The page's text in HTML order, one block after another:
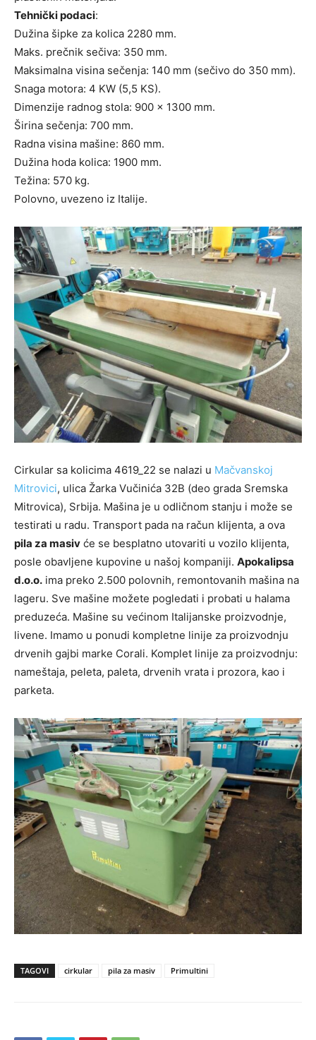
Tehnički podaci:
Dužina šipke za kolica 2280 mm.
Maks. prečnik sečiva: 350 mm.
Maksimalna visina sečenja: 140 mm (sečivo do 350 mm).
Snaga motora: 4 KW (5,5 KS).
Dimenzije radnog stola: 900 x 1300 mm.
Širina sečenja: 700 mm.
Radna visina mašine: 860 mm.
Dužina hoda kolica: 1900 mm.
Težina: 570 kg.
Polovno, uvezeno iz Italije.
Cirkular sa kolicima 4619_22 se nalazi u Mačvanskoj
Mitrovici, ulica Žarka Vučinića 32B (deo grada Sremska
Mitrovica), Srbija. Mašina je u odličnom stanju i može se
testirati u radu. Transport pada na račun klijenta, a ova
pila za masiv će se besplatno utovariti u vozilo klijenta,
posle obavljene kupovine u našoj kompaniji. Apokalipsa
d.o.o. ima preko 2.500 polovnih, remontovanih mašina na
lageru. Sve mašine možete pogledati i probati u halama
preduzeća. Mašine su većinom Italijanske proizvodnje,
livene. Imamo u ponudi kompletne linije za proizvodnju
drvenih gajbi marke Corali. Komplet linije za proizvodnju:
nameštaja, peleta, paleta, drvenih vrata i prozora, kao i
parketa.
TAGOVI cirkular pila za masiv Primultini